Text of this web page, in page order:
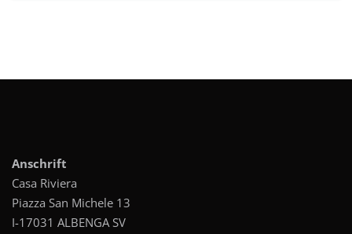
Anschrift
Casa Riviera
Piazza San Michele 13
I-17031 ALBENGA SV